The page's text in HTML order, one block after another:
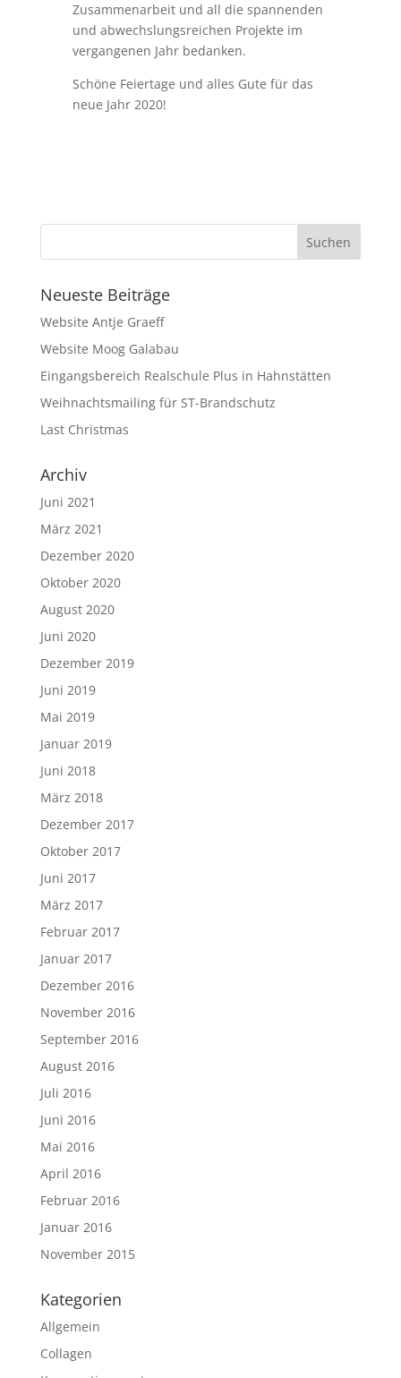
Zusammenarbeit und all die spannenden
und abwechslungsreichen Projekte im
vergangenen Jahr bedanken.
Schöne Feiertage und alles Gute für das
neue Jahr 2020!
Neueste Beiträge
Website Antje Graeff
Website Moog Galabau
Eingangsbereich Realschule Plus in Hahnstätten
Weihnachtsmailing für ST-Brandschutz
Last Christmas
Archiv
Juni 2021
März 2021
Dezember 2020
Oktober 2020
August 2020
Juni 2020
Dezember 2019
Juni 2019
Mai 2019
Januar 2019
Juni 2018
März 2018
Dezember 2017
Oktober 2017
Juni 2017
März 2017
Februar 2017
Januar 2017
Dezember 2016
November 2016
September 2016
August 2016
Juli 2016
Juni 2016
Mai 2016
April 2016
Februar 2016
Januar 2016
November 2015
Kategorien
Allgemein
Collagen